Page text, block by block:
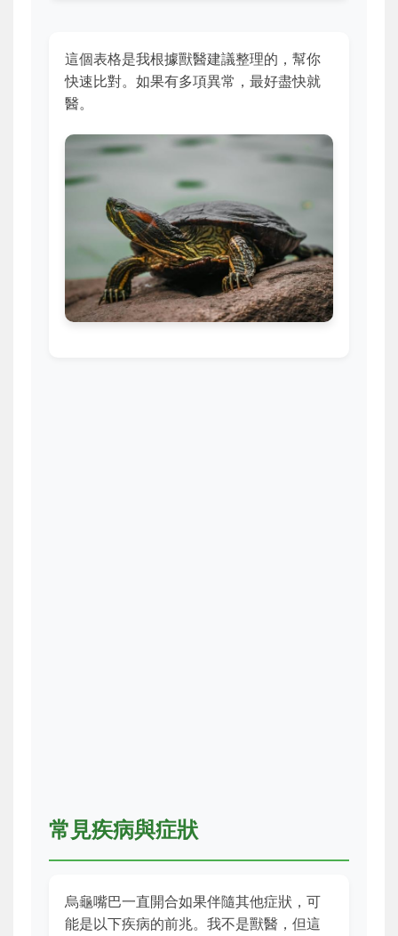
這個表格是我根據獸醫建議整理的，幫你
快速比對。如果有多項異常，最好盡快就
醫。
常見疾病與症狀
烏龜嘴巴一直開合如果伴隨其他症狀，可
能是以下疾病的前兆。我不是獸醫，但這